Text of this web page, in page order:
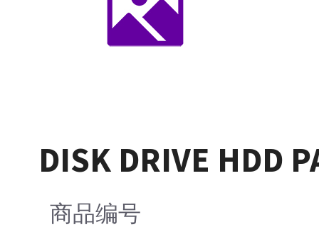
DISK DRIVE HDD
商品编号